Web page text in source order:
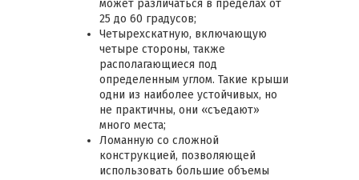
может различаться в пределах от
25 до 60 градусов;
Четырехскатную, включающую
четыре стороны, также
располагающиеся под
определенным углом. Такие крыши
одни из наиболее устойчивых, но
не практичны, они «съедают»
много места;
Ломанную со сложной
конструкцией, позволяющей
использовать большие объемы